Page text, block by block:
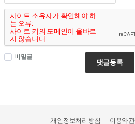
비밀글
댓글등록
개인정보처리방침 이용약관